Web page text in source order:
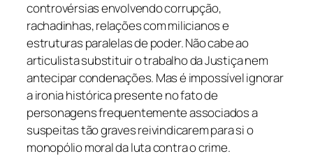
controvérsias envolvendo corrupção,
rachadinhas, relações com milicianos e
estruturas paralelas de poder. Não cabe ao
articulista substituir o trabalho da Justiça nem
antecipar condenações. Mas é impossível ignorar
a ironia histórica presente no fato de
personagens frequentemente associados a
suspeitas tão graves reivindicarem para si o
monopólio moral da luta contra o crime.